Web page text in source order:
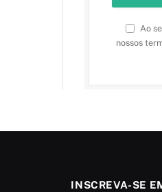
Ao
nossos
INSCREVA-SE